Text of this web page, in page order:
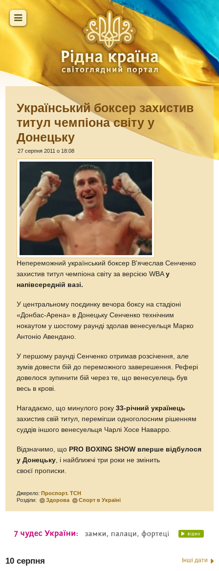
Український боксер захистив
титул чемпіона світу у
Донецьку
27 серпня 2011 о 18:08
Непереможний український боксер В'ячеслав Сенченко
захистив титул чемпіона світу за версією WBAу
напівсередній вазі.
У центральному поєдинку вечора боксу на стадіоні
«Донбас-Арена» в Донецьку Сенченко технічним
нокаутом у шостому раунді здолав венесуельця Марко
Антоніо Авендано.
У першому раунді Сенченко отримав розсічення, але
зумів довести бій до переможного заверешення. Рефері
довелося зупинити бій через те, що венесуелець був
весь в крові.
Нагадаємо, що минулого року33-річний українець
захистив свій титул, перемігши одноголосним рішенням
суддів іншого венесуельця Чарлі Хосе Наварро.
Відзначимо, що PRO BOXING SHOW вперше відбулося
у Донецьку , і найближчі три роки не змінить
своєї прописки.
Джерело:Проспорт. ТСН
Розділи:
Здорова Спорт в Україні
10 серпня Інші дати